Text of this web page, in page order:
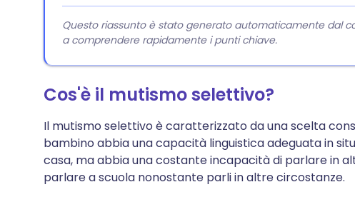
Questo riassunto è stato generato automaticamente dal
a comprendere rapidamente i punti chiave.
Cos'è il mutismo selettivo?
Il mutismo selettivo è caratterizzato da una scelta
bambino abbia una capacità linguistica adeguata in
casa, ma abbia una costante incapacità di parlare in
parlare a scuola nonostante parli in altre circostanze.